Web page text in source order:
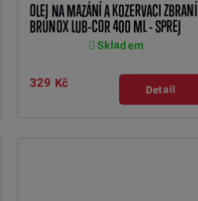
OLEJ NA MAZÁNÍ A KOZERVACI ZBRANÍ
BRUNOX LUB-COR 400 ML - SPREJ
Skladem
329 Kč Detail